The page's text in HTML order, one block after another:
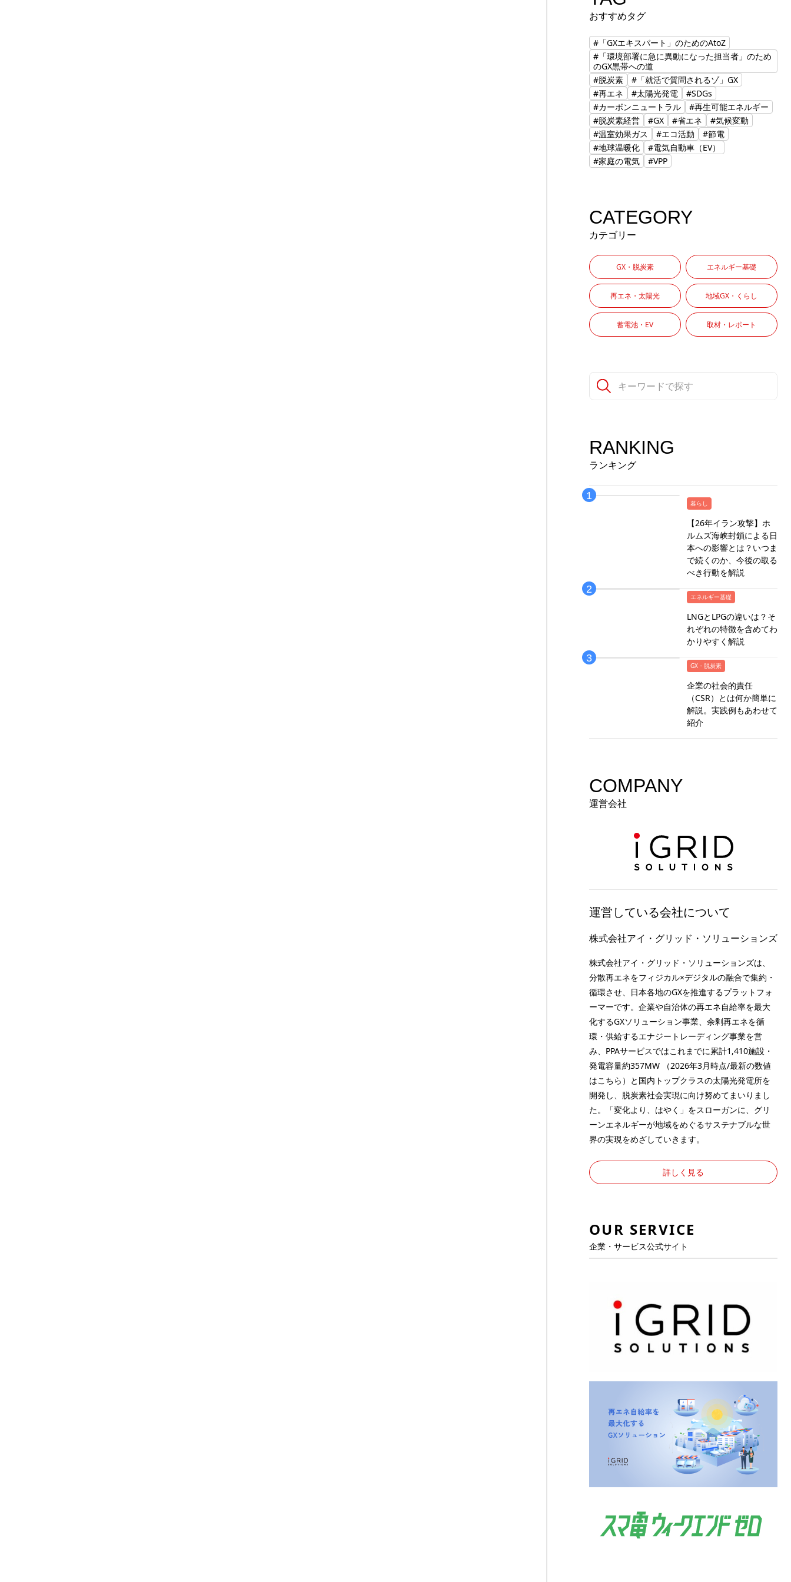
おすすめタグ
#「GXエキスパート」のためのAtoZ
#「環境部署に急に異動になった担当者」のため
のGX黒帯への道
#脱炭素
#「就活で質問されるゾ」GX
#再エネ
#太陽光発電
#SDGs
#カーボンニュートラル
#再生可能エネルギー
#脱炭素経営
#GX #省エネ
#気候変動
#温室効果ガス
#エコ活動
#節電
#地球温暖化
#電気自動車（EV）
#家庭の電気
#VPP
CATEGORY
カテゴリー
GX・脱炭素 エネルギー基礎
再エネ・太陽光 地域GX・くらし
蓄電池・EV 取材・レポート
RANKING
ランキング
暮らし
【26年イラン攻撃】ホ
ルムズ海峡封鎖による日
本への影響とは？いつま
で続くのか、今後の取る
べき行動を解説
エネルギー基礎
LNGとLPGの違いは？そ
れぞれの特徴を含めてわ
かりやすく解説
GX・脱炭素
企業の社会的責任
（CSR）とは何か簡単に
解説。実践例もあわせて
紹介
COMPANY
運営会社
運営している会社について
株式会社アイ・グリッド・ソリューションズ
株式会社アイ・グリッド・ソリューションズは、
分散再エネをフィジカル×デジタルの融合で集約・
循環させ、日本各地のGXを推進するプラットフォ
ーマーです。企業や自治体の再エネ自給率を最大
化するGXソリューション事業、余剰再エネを循
環・供給するエナジートレーディング事業を営
み、PPAサービスではこれまでに累計1,410施設・
発電容量約357MW （2026年3月時点/最新の数値
はこちら ）と国内トップクラスの太陽光発電所を
開発し、脱炭素社会実現に向け努めてまいりまし
た。「変化より、はやく」をスローガンに、グリ
ーンエネルギーが地域をめぐるサステナブルな世
界の実現をめざしていきます。
詳しく見る
OUR SERVICE
企業・サービス公式サイト